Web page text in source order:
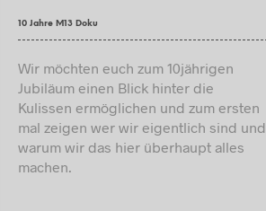
10 Jahre M13 Doku
Wir möchten euch zum 10jährigen
Jubiläum einen Blick hinter die
Kulissen ermöglichen und zum ersten
mal zeigen wer wir eigentlich sind und
warum wir das hier überhaupt alles
machen.